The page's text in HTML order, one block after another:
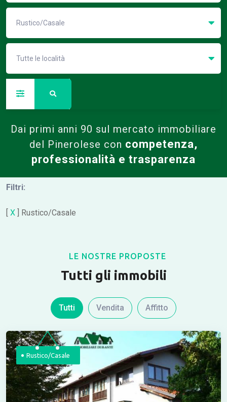
Rustico/Casale
Tutte le località
Dai primi anni 90 sul mercato immobiliare
del Pinerolese con competenza,
professionalità e trasparenza
Filtri:
[ X ] Rustico/Casale
LE NOSTRE PROPOSTE
Tutti gli immobili
Tutti Vendita Affitto
Rustico/Casale